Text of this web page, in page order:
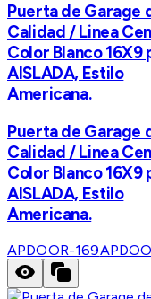
Puerta de Garage
Calidad / Linea
Color Blanco 16X9
AISLADA, Estilo
Americana.
Puerta de Garage
Calidad / Linea
Color Blanco 16X9
AISLADA, Estilo
Americana.
APDOOR-169